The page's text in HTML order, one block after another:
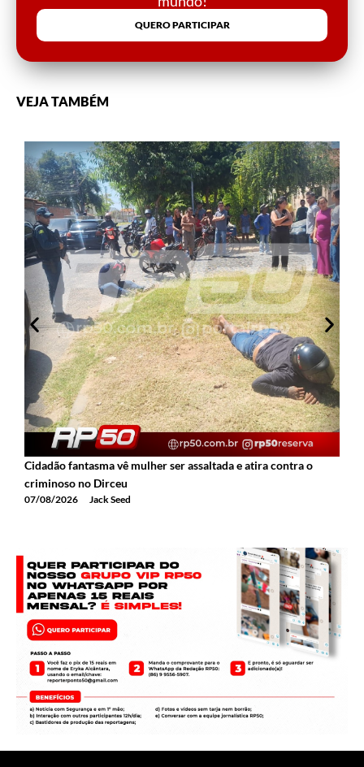
QUERO PARTICIPAR
VEJA TAMBÉM
Cidadão fantasma vê mulher ser assaltada e atira contra o
criminoso no Dirceu
07/08/2026 Jack Seed